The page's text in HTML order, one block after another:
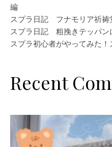
編
スプラ日記 フナモリア祈祷
スプラ日記 粗挽きテッパン
スプラ初心者がやってみた
Recent